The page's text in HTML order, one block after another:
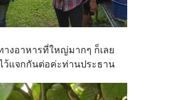
งอาหารที่ใหญ่มากๆ ก็เลย
ว้แจกกันต่อค่ะท่านประธาน